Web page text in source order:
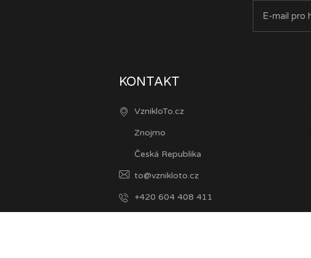
KONTAKT
VznikloTo.cz
Znojmo
Česká Republika
to@vznikloto.cz
+420 604 408 411